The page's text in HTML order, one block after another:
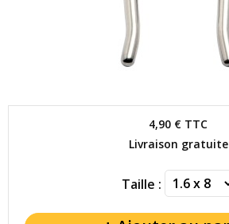
4,90 € TTC
Livraison gratuite
Taille :